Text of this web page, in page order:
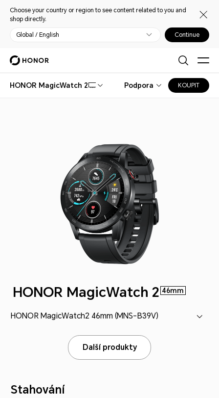
Choose your country or region to see content related to you and
shop directly.
Global / English Continue
HONOR MagicWatch 246mm Podpora KOUPIT
HONOR MagicWatch 246mm
HONOR MagicWatch2 46mm (MNS-B39V)
Další produkty
Stahování